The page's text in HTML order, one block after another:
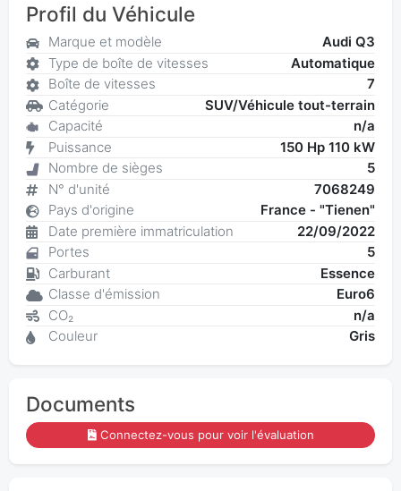
Profil du Véhicule
Marque et modèle
Audi Q3
Type de boîte de vitesses
Automatique
Boîte de vitesses
7
Catégorie
SUV/Véhicule tout-terrain
Capacité
n/a
Puissance
150 Hp 110 kW
Nombre de sièges
5
N° d'unité
7068249
Pays d'origine
France - "Tienen"
Date première immatriculation
22/09/2022
Portes
5
Carburant
Essence
Classe d'émission
Euro6
CO₂
n/a
Couleur
Gris
Documents
Connectez-vous pour voir l'évaluation